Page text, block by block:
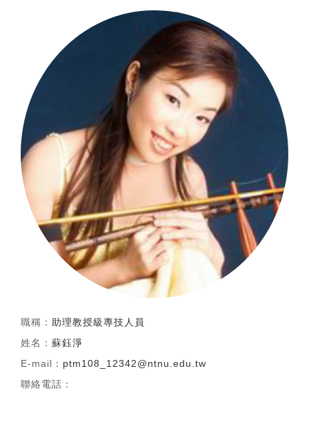
職稱： 助理教授級專技人員
姓名： 蘇鈺淨
E-mail： ptm108_12342@ntnu.edu.tw
聯絡電話：